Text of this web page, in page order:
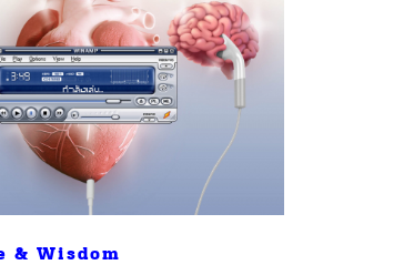
& Wisdom